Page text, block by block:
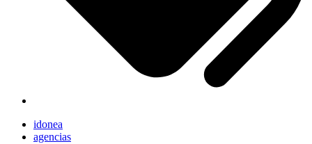
idonea
agencias